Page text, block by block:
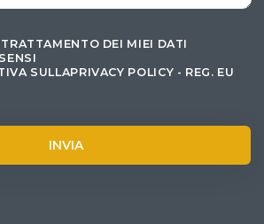
DEI MIEI DATI
SULLAPRIVACY POLICY - REG. EU